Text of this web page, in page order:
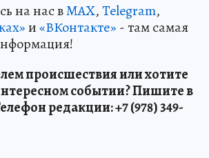
на нас вMAX,Telegram,
и«ВКонтакте» - там самая
происшествия или хотите
событии? Пишите в
редакции: +7 (978) 349-